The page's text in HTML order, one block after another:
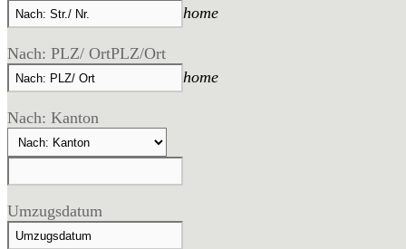
home
Nach: PLZ/ OrtPLZ/Ort
home
Nach: Kanton
Umzugsdatum